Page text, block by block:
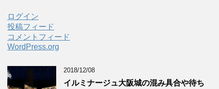
ログイン
投稿フィード
コメントフィード
WordPress.org
2018/12/08
イルミナージュ大阪城の混み具合や待ち